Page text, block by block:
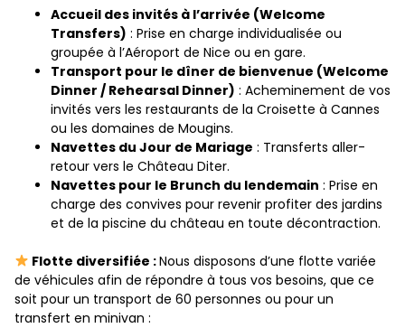
Accueil des invités à l’arrivée (Welcome
Transfers) : Prise en charge individualisée ou
groupée à l’Aéroport de Nice ou en gare.
Transport pour le dîner de bienvenue (Welcome
Dinner / Rehearsal Dinner) : Acheminement de vos
invités vers les restaurants de la Croisette à Cannes
ou les domaines de Mougins.
Navettes du Jour de Mariage : Transferts aller-
retour vers le Château Diter.
Navettes pour le Brunch du lendemain : Prise en
charge des convives pour revenir profiter des jardins
et de la piscine du château en toute décontraction.
Flotte diversifiée :Nous disposons d’une flotte variée
de véhicules afin de répondre à tous vos besoins, que ce
soit pour un transport de 60 personnes ou pour un
transfert en minivan :